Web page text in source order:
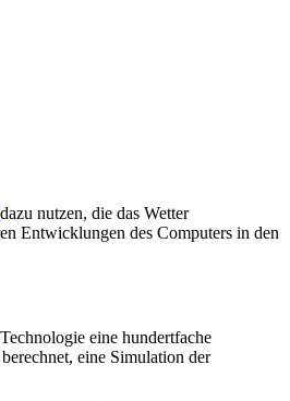
dazu nutzen, die das Wetter
Entwicklungen des Computers in den
eine hundertfache
eine Simulation der